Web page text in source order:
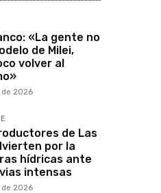
«La gente no
de Milei,
volver al
de 2026
de Las
por la
hídricas ante
intensas
de 2026